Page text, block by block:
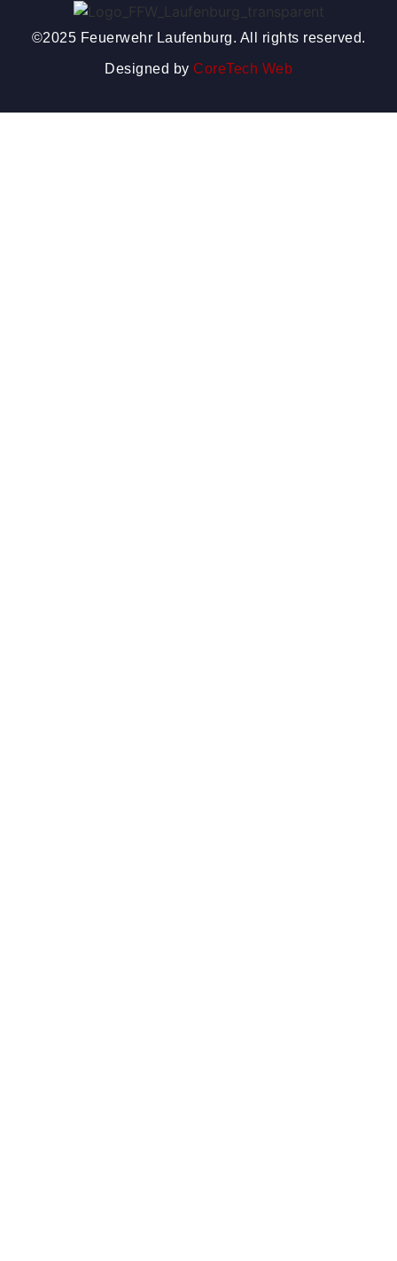
©2025 Feuerwehr Laufenburg. All rights reserved.
Designed by CoreTech Web